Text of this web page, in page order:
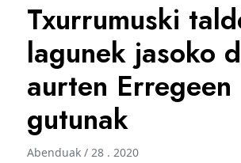
Txurrumuski
lagunek jasoko
aurten Erregeen
gutunak
Abenduak / 28 . 2020